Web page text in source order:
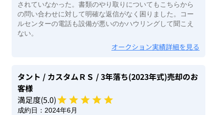
されていなかった。書類のやり取りについてもこちらから
の問い合わせに対して明確な返信がなく困りました。コー
ルセンターの電話も設備が悪いのかハウリングして聞こえ
ない。
オークション実績詳細を見る
タント / カスタムＲＳ / 3年落ち(2023年式)売却のお
客様
満足度(5.0)
成約日： 2024年6月